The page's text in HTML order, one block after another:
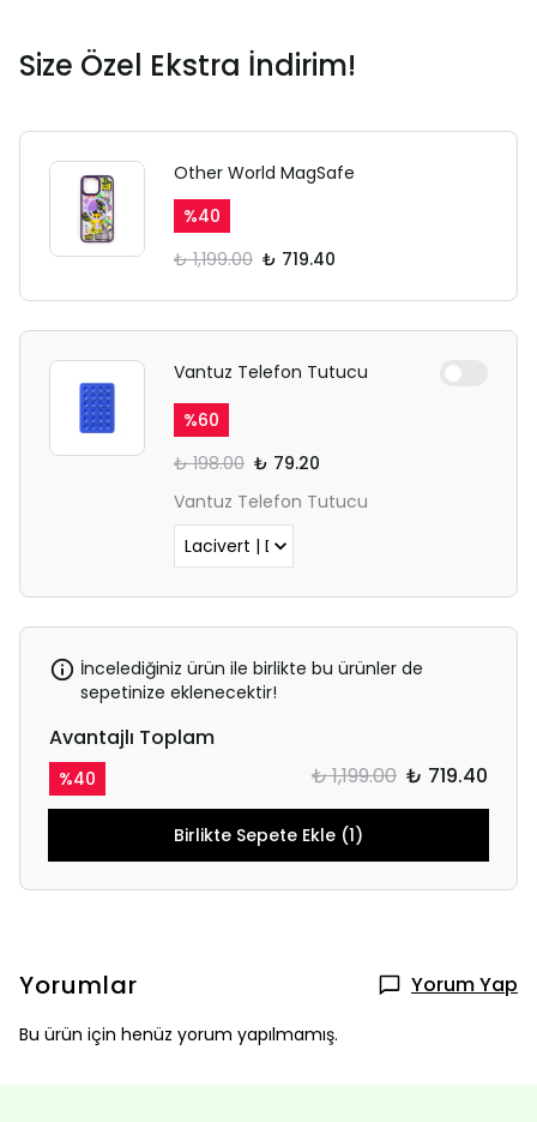
Size Özel Ekstra İndirim!
Other World MagSafe
%40
₺ 1,199.00 ₺ 719.40
Vantuz Telefon Tutucu
%60
₺ 198.00 ₺ 79.20
Vantuz Telefon Tutucu
İncelediğiniz ürün ile birlikte bu ürünler de
sepetinize eklenecektir!
Avantajlı Toplam
%40 ₺ 1,199.00 ₺ 719.40
Birlikte Sepete Ekle (1)
Yorumlar Yorum Yap
Bu ürün için henüz yorum yapılmamış.